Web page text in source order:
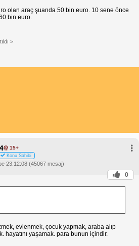
olan araç şuanda 50 bin euro. 10 sene önce
bin euro.
>
15+
Konu Sahibi
23:12:08 (45067 mesaj)
0
evlenmek, çocuk yapmak, araba alıp
hayatını yaşamak. para bunun içindir.